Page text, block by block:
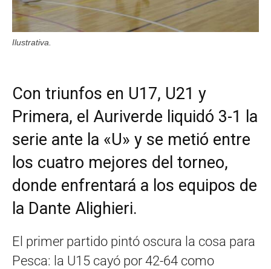
Ilustrativa.
Con triunfos en U17, U21 y
Primera, el Auriverde liquidó 3-1 la
serie ante la «U» y se metió entre
los cuatro mejores del torneo,
donde enfrentará a los equipos de
la Dante Alighieri.
El primer partido pintó oscura la cosa para
Pesca: la U15 cayó por 42-64 como